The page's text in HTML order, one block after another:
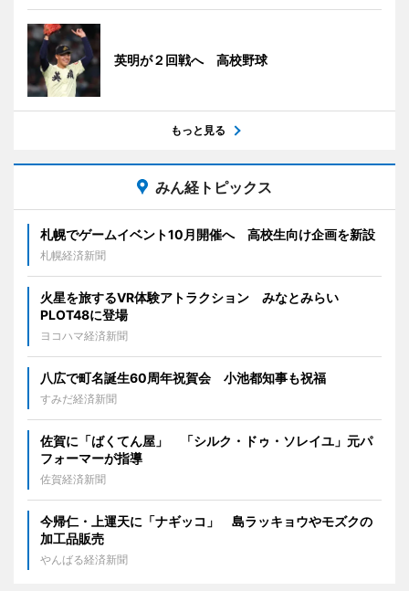
英明が２回戦へ 高校野球
もっと見る
みん経トピックス
札幌でゲームイベント10月開催へ 高校生向け企画を新設
札幌経済新聞
火星を旅するVR体験アトラクション みなとみらい
PLOT48に登場
ヨコハマ経済新聞
八広で町名誕生60周年祝賀会 小池都知事も祝福
すみだ経済新聞
佐賀に「ばくてん屋」 「シルク・ドゥ・ソレイユ」元パ
フォーマーが指導
佐賀経済新聞
今帰仁・上運天に「ナギッコ」 島ラッキョウやモズクの
加工品販売
やんばる経済新聞